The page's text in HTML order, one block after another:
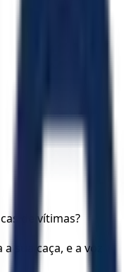
de vítimas?
sua caça, e a voz